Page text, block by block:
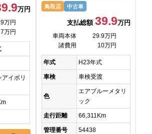
万円
万円
7万円
アイボリ
鳥取店 中古車
支払総額39.9万円
車両本体
29.9万円
諸費用
10万円
年式 H23年式
車検 車検受渡
色
エアブルーメタリ
ック
走行距離 66,311Km
管理番号 54438